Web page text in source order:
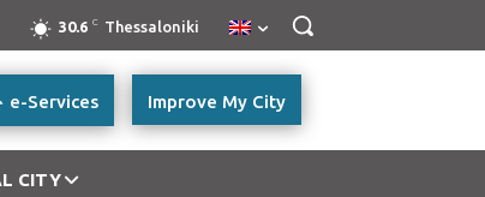
30.6 C Thessaloniki
Improve My City
e-Services
CITY